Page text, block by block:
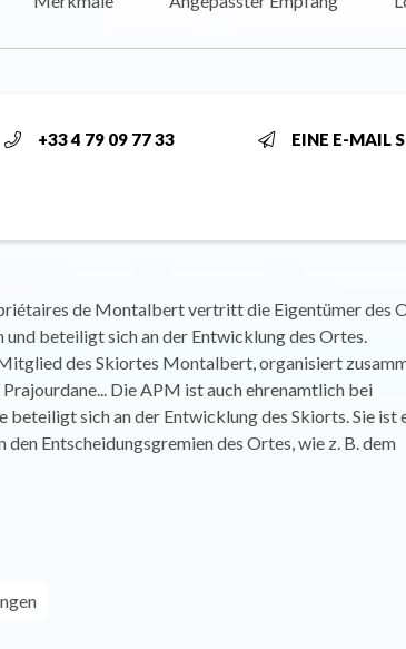
+33 4 79 09 77 33 EINE E-MAIL
de Montalbert vertritt die Eigentümer des
beteiligt sich an der Entwicklung des Ortes.
des Skiortes Montalbert, organisiert
Die APM ist auch ehrenamtlich bei
beteiligt sich an der Entwicklung des Skiorts. Sie ist
Entscheidungsgremien des Ortes, wie z. B. dem